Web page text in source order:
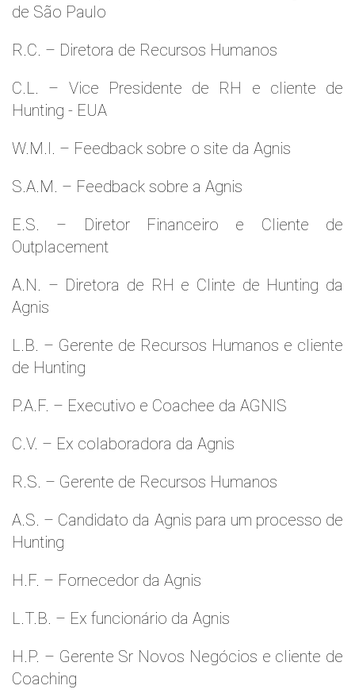
de São Paulo
R.C. – Diretora de Recursos Humanos
C.L. – Vice Presidente de RH e cliente de
Hunting - EUA
W.M.l. – Feedback sobre o site da Agnis
S.A.M. – Feedback sobre a Agnis
E.S. – Diretor Financeiro e Cliente de
Outplacement
A.N. – Diretora de RH e Clinte de Hunting da
Agnis
L.B. – Gerente de Recursos Humanos e cliente
de Hunting
P.A.F. – Executivo e Coachee da AGNIS
C.V. – Ex colaboradora da Agnis
R.S. – Gerente de Recursos Humanos
A.S. – Candidato da Agnis para um processo de
Hunting
H.F. – Fornecedor da Agnis
L.T.B. – Ex funcionário da Agnis
H.P. – Gerente Sr Novos Negócios e cliente de
Coaching